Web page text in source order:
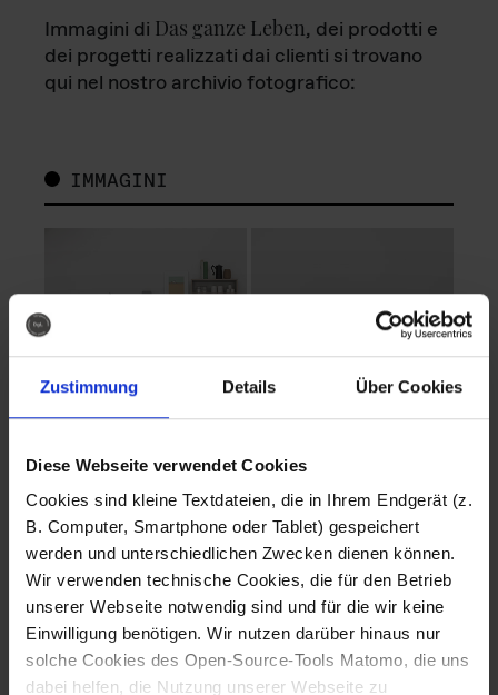
Zustimmung Details Über Cookies
Diese Webseite verwendet Cookies
Cookies sind kleine Textdateien, die in Ihrem Endgerät (z.
B. Computer, Smartphone oder Tablet) gespeichert
werden und unterschiedlichen Zwecken dienen können.
Wir verwenden technische Cookies, die für den Betrieb
unserer Webseite notwendig sind und für die wir keine
Einwilligung benötigen. Wir nutzen darüber hinaus nur
solche Cookies des Open-Source-Tools Matomo, die uns
dabei helfen, die Nutzung unserer Webseite zu
Immagini di Das ganze Leben, dei prodotti e
dei progetti realizzati dai clienti si trovano
qui nel nostro archivio fotografico:
IMMAGINI
Fotografo: Lorenz
Sternbach
Download
Fotografo: Lorenz
Sternbach
Download